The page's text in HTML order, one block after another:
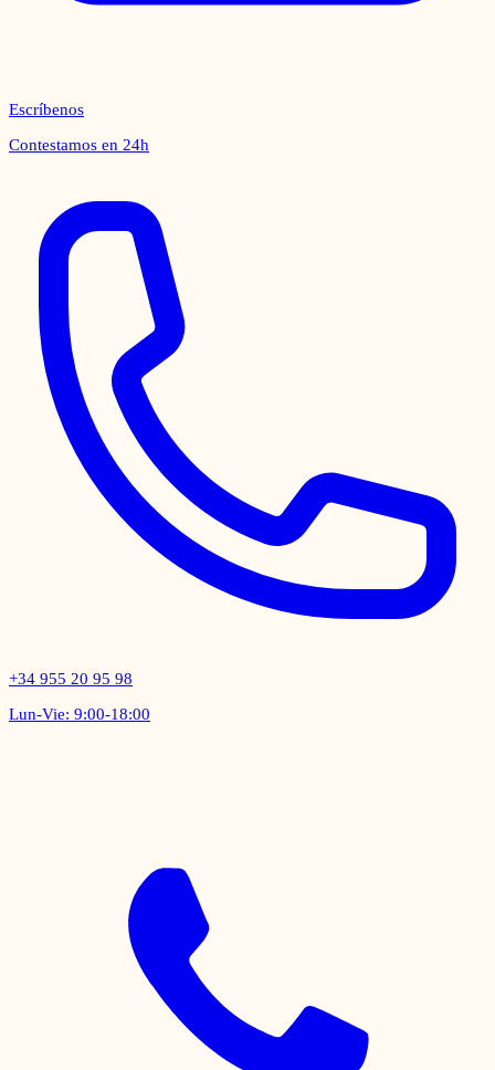
Escríbenos
Contestamos en 24h
+34 955 20 95 98
Lun-Vie: 9:00-18:00